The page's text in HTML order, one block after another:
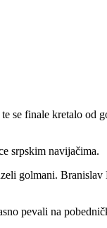
se finale kretalo od
srpskim navijačima.
golmani.
pevali na